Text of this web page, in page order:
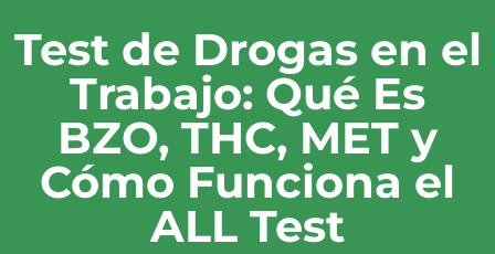
Test de Drogas en el
Trabajo: Qué Es
BZO, THC, MET y
Cómo Funciona el
ALL Test